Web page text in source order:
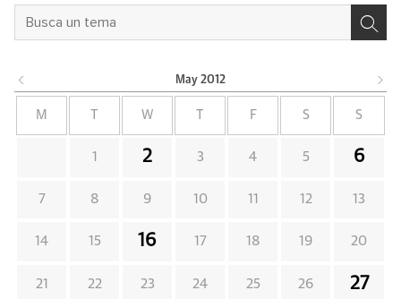
May 2012
M W F S S
1 2 3 4 5 6
7 8 9 10 11 12 13
14 15 16 17 18 19 20
21 22 23 24 25 26 27